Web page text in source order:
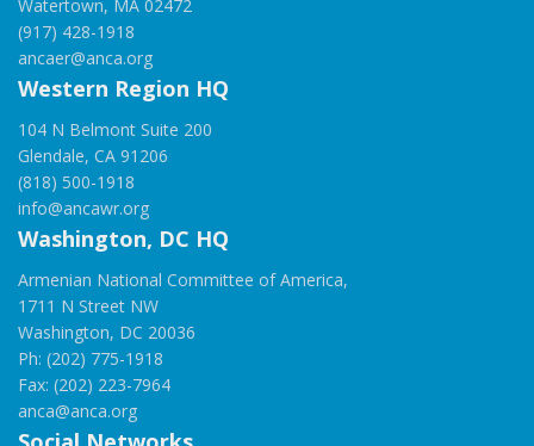
Watertown, MA 02472
(917) 428-1918
ancaer@anca.org
Western Region HQ
104 N Belmont Suite 200
Glendale, CA 91206
(818) 500-1918
info@ancawr.org
Washington, DC HQ
Armenian National Committee of America,
1711 N Street NW
Washington, DC 20036
Ph: (202) 775-1918
Fax: (202) 223-7964
anca@anca.org